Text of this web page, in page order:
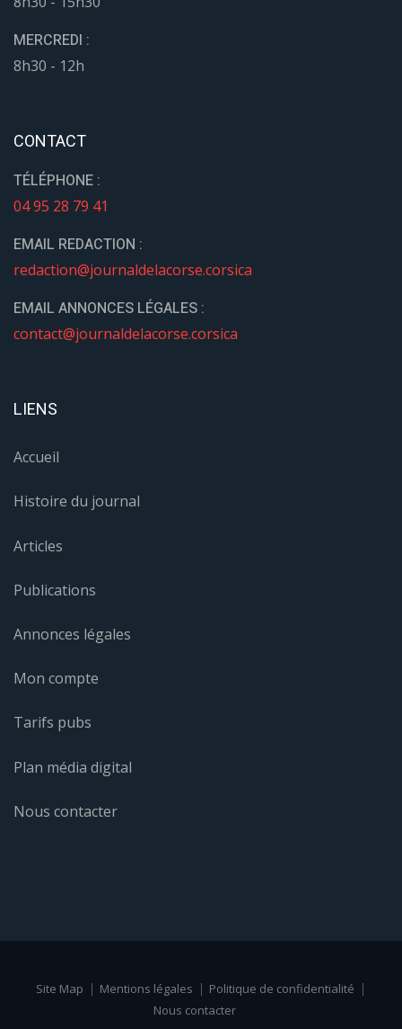
MERCREDI :
8h30 - 12h
CONTACT
TÉLÉPHONE :
04 95 28 79 41
EMAIL REDACTION :
redaction@journaldelacorse.corsica
EMAIL ANNONCES LÉGALES :
contact@journaldelacorse.corsica
LIENS
Accueil
Histoire du journal
Articles
Publications
Annonces légales
Mon compte
Tarifs pubs
Plan média digital
Nous contacter
Site Map Mentions légales
Politique de confidentialité
Nous contacter